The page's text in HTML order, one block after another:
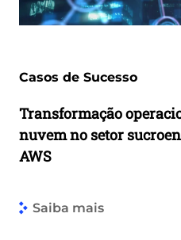
Casos de Sucesso
Transformação
nuvem no setor
AWS
Saiba mais